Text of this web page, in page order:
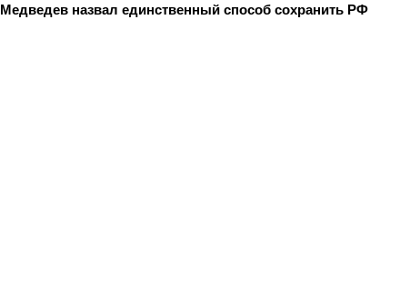
Медведев назвал единственный способ сохранить РФ